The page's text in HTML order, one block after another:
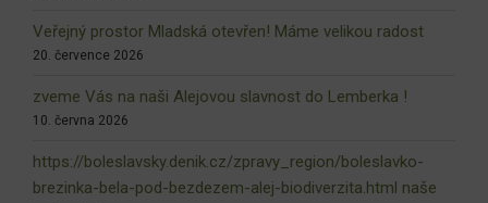
Veřejný prostor Mladská otevřen! Máme velikou radost
20. července 2026
zveme Vás na naši Alejovou slavnost do Lemberka !
10. června 2026
https://boleslavsky.denik.cz/zpravy_region/boleslavko-
brezinka-bela-pod-bezdezem-alej-biodiverzita.html naše